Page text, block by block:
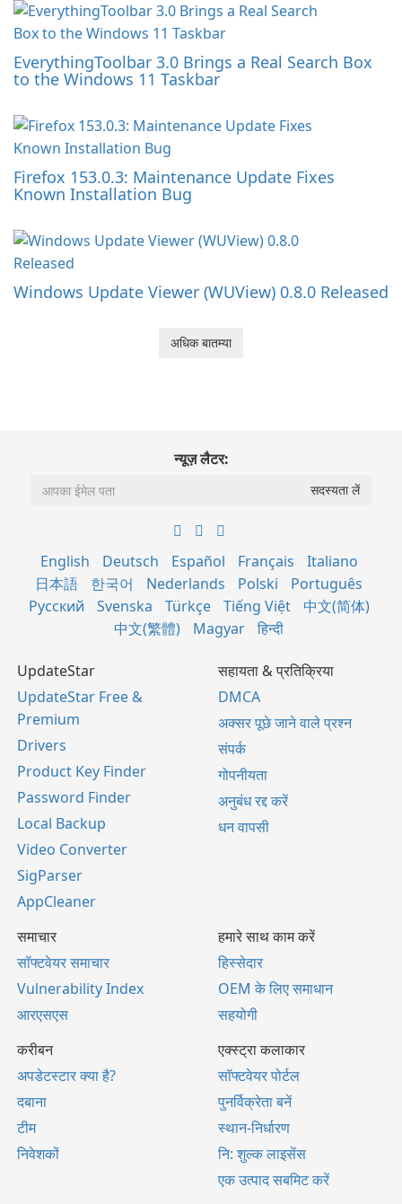
EverythingToolbar 3.0 Brings a Real Search Box
to the Windows 11 Taskbar
Firefox 153.0.3: Maintenance Update Fixes
Known Installation Bug
Windows Update Viewer (WUView) 0.8.0 Released
अधिक बातम्या
न्यूज़ लैटर:
English Deutsch Español Français
Italiano
日本語
한국어 Nederlands Polski
Português
Русский
Svenska Türkçe Tiếng Việt
中文(简体)
中文(繁體)
Magyar हिन्दी
UpdateStar
UpdateStar Free &
Premium
Drivers
Product Key Finder
Password Finder
Local Backup
Video Converter
SigParser
AppCleaner
सहायता & प्रतिक्रिया
DMCA
अक्सर पूछे जाने वाले प्रश्न
संपर्क
गोपनीयता
अनुबंध रद्द करें
धन वापसी
समाचार
सॉफ्टवेयर समाचार
Vulnerability Index
आरएसएस
हमारे साथ काम करें
हिस्सेदार
OEM के लिए समाधान
सहयोगी
करीबन
अपडेटस्टार क्या है?
दबाना
टीम
निवेशकों
एक्स्ट्रा कलाकार
सॉफ्टवेयर पोर्टल
पुनर्विक्रेता बनें
स्थान-निर्धारण
नि: शुल्क लाइसेंस
एक उत्पाद सबमिट करें